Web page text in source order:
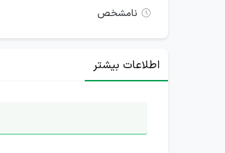
نامشخص
اطلاعات بیشتر